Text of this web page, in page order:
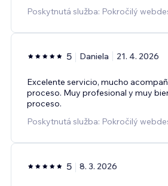
Poskytnutá služba: Pokročilý
5 Daniela 21. 4. 2026
Excelente servicio, mucho
proceso. Muy profesional y muy
proceso.
Poskytnutá služba: Pokročilý
5 8. 3. 2026